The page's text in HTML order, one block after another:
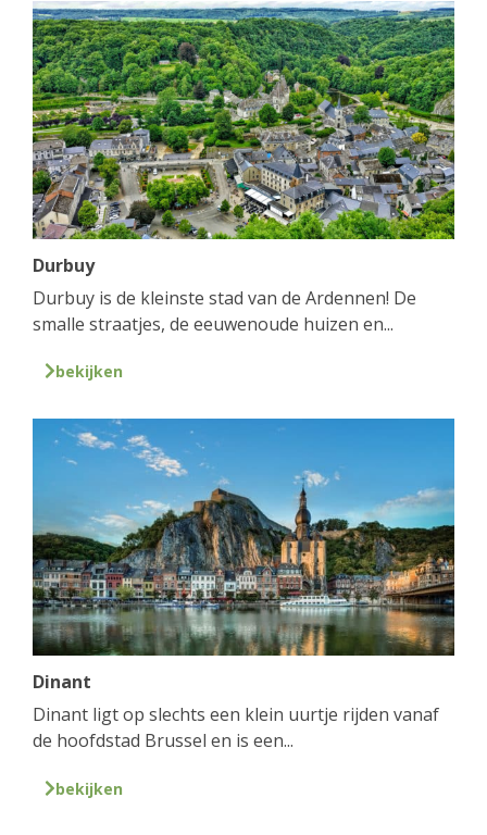
Durbuy
Durbuy is de kleinste stad van de Ardennen! De
smalle straatjes, de eeuwenoude huizen en...
bekijken
Dinant
Dinant ligt op slechts een klein uurtje rijden vanaf
de hoofdstad Brussel en is een...
bekijken